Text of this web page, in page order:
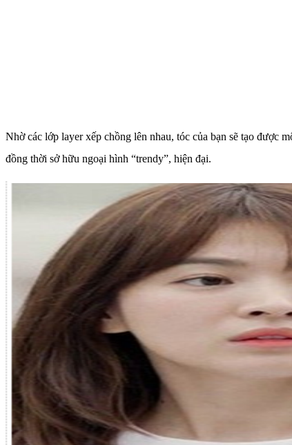
Nhờ các lớp layer xếp chồng lên nhau, tóc của bạn sẽ tạo được
đồng thời sở hữu ngoại hình “trendy”, hiện đại.